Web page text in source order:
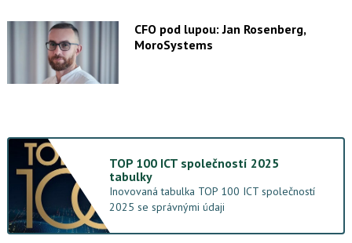
CFO pod lupou: Jan Rosenberg,
MoroSystems
TOP 100 ICT společností 2025
tabulky
Inovovaná tabulka TOP 100 ICT společností
2025 se správnými údaji